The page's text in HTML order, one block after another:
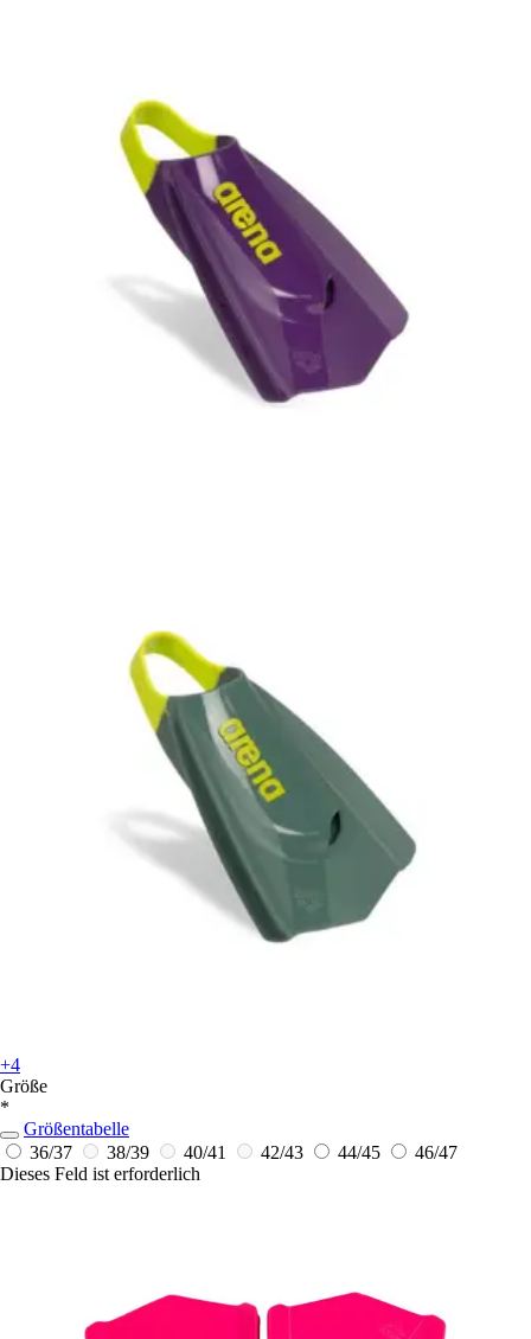
+4
Größe
*
Größentabelle
36/37
38/39 40/41 42/43 44/45
46/47
Dieses Feld ist erforderlich